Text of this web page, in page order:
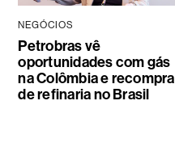
NEGÓCIOS
Petrobras vê
oportunidades com gás
na Colômbia e recompra
de refinaria no Brasil